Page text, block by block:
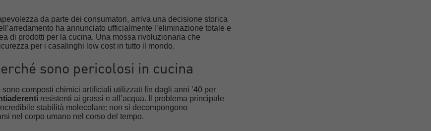
da parte dei consumatori, arriva una decisione storica
ha annunciato ufficialmente l’eliminazione totale e
di prodotti per la cucina. Una mossa rivoluzionaria che
per i casalinghi low cost in tutto il mondo.
sono pericolosi in cucina
composti chimici artificiali utilizzati fin dagli anni ’40 per
resistenti ai grassi e all’acqua. Il problema principale
stabilità molecolare: non si decompongono
nel corpo umano nel corso del tempo.